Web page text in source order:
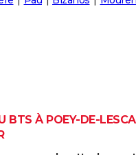
BTS À POEY-DE-